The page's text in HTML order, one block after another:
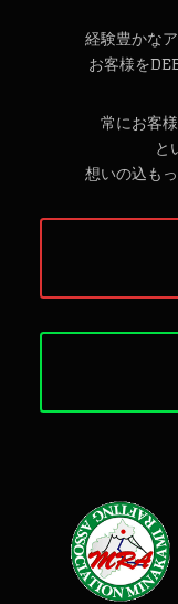
経験豊かな
お客様を
常にお客
と
想いの込も